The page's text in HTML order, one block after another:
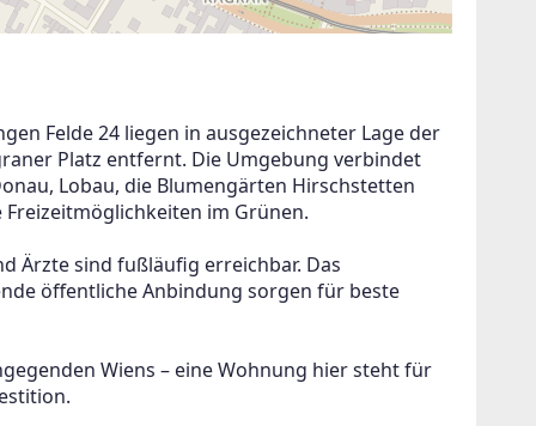
Felde 24 liegen in ausgezeichneter Lage der
Platz entfernt. Die Umgebung verbindet
Lobau, die Blumengärten Hirschstetten
im Grünen.
Ärzte sind fußläufig erreichbar. Das
öffentliche Anbindung sorgen für beste
Wiens – eine Wohnung hier steht für